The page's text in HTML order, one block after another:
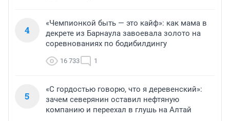
4
«Чемпионкой быть — это кайф»: как мама в
декрете из Барнаула завоевала золото на
соревнованиях по бодибилдингу
16 733 1
5
«С гордостью говорю, что я деревенский»:
зачем северянин оставил нефтяную
компанию и переехал в глушь на Алтай